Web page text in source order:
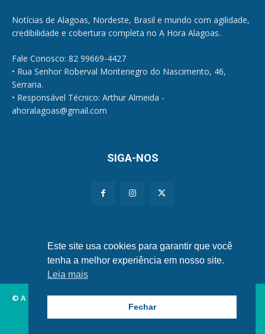
Notícias de Alagoas, Nordeste, Brasil e mundo com agilidade,
credibilidade e cobertura completa no A Hora Alagoas.
Fale Conosco: 82 99669-4427
• Rua Senhor Roberval Montenegro do Nascimento, 46,
Serraria.
• Responsável Técnico: Arthur Almeida -
ahoralagoas@gmail.com
SIGA-NOS
© A Hora Alagoas.
Alagoas Municípios Nordeste Política Brasil
Mundo
Este site usa cookies para garantir que você
tenha a melhor experiência em nosso site.
Leia mais
Fechar